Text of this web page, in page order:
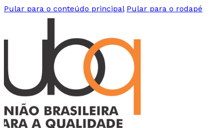
Pular para o conteúdo principal Pular para o rodapé